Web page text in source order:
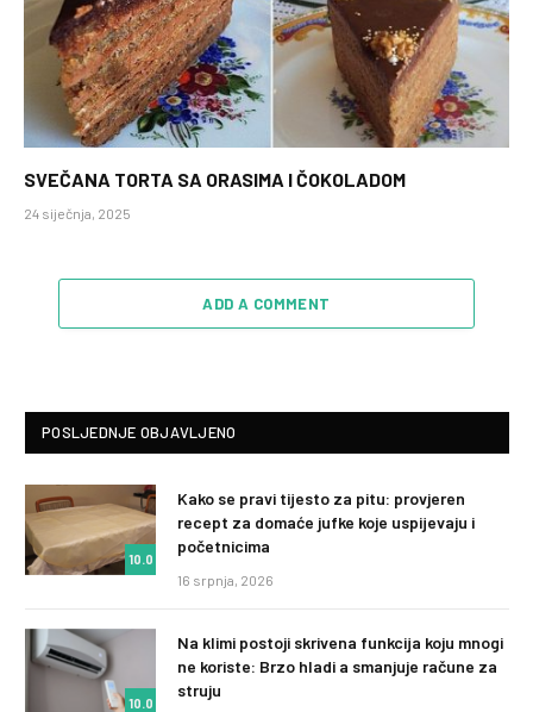
SVEČANA TORTA SA ORASIMA I ČOKOLADOM
24 siječnja, 2025
ADD A COMMENT
POSLJEDNJE OBJAVLJENO
10.0
Kako se pravi tijesto za pitu: provjeren
recept za domaće jufke koje uspijevaju i
početnicima
16 srpnja, 2026
10.0
Na klimi postoji skrivena funkcija koju mnogi
ne koriste: Brzo hladi a smanjuje račune za
struju